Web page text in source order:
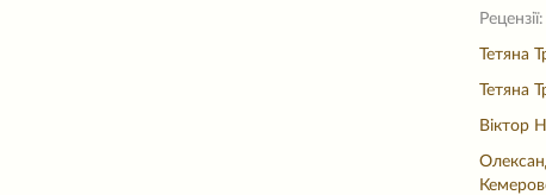
Рецензії:
Тетяна
Тетяна
Віктор